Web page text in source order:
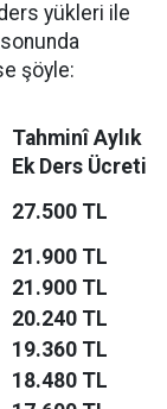
yükleri ile
şöyle:
Tahminî Aylık
Ek Ders Ücreti
27.500 TL
21.900 TL
21.900 TL
20.240 TL
19.360 TL
18.480 TL